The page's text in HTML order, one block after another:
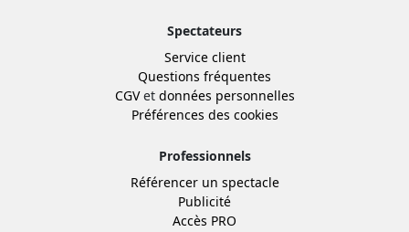
Spectateurs
Service client
Questions fréquentes
CGVet données personnelles
Préférences des cookies
Professionnels
Référencer un spectacle
Publicité
Accès PRO